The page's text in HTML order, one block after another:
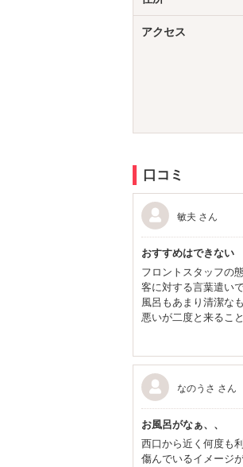
アクセス
口コミ
敏夫 さん
おすすめはできない
フロントスタッフの
客に対する言葉遣い
風呂もあまり清潔な
悪いが二度と来るこ
なのうさ さん
お風呂がなぁ、、
西口から近く何度も
傷んでいるイメージ